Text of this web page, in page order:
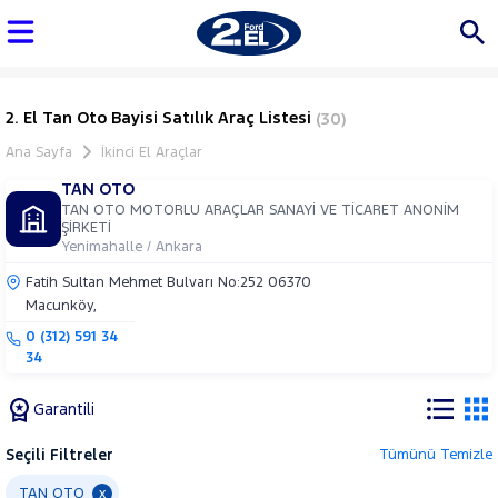
2. El Tan Oto Bayisi Satılık Araç Listesi (30)
Ana Sayfa İkinci El Araçlar
TAN OTO
TAN OTO MOTORLU ARAÇLAR SANAYİ VE TİCARET ANONİM
ŞİRKETİ
Yenimahalle / Ankara
Fatih Sultan Mehmet Bulvarı No:252 06370
Macunköy,
0 (312) 591 34
34
Garantili
Seçili Filtreler Tümünü Temizle
TAN OTO x